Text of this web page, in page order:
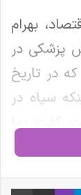
بهرام
پزشکی در
در تاریخ
اینکه سپاه در
گفت: «ما
می‌کنم
تلگرام وایبر اشتراک گذاری از طریق ایمیل